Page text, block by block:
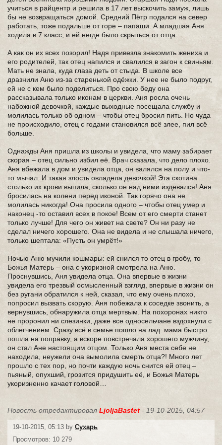
учиться в райцентр и решила в 17 лет выскочить замуж, лишь
бы не возвращаться домой. Средний Пётр подался на север
работать, тоже подальше от горе – папаши. А младшая Аня
ходила в 7 класс, и ей негде было скрыться от отца.
А как он их всех позорил! Надя привезла знакомить жениха и
его родителей, так отец напился и свалился в загон к свиньям.
Мать не знала, куда глаза деть от стыда. В школе все
дразнили Аню из-за старенькой одёжки. У нее не было подруг,
ей не с кем было поделиться. Про свою беду она
рассказывала только иконам в церкви. Аня росла очень
набожной девочкой, каждые выходные посещала службу и
молилась только об одном – чтобы отец бросил пить. Но чуда
не происходило, отец с годами становился всё злее, пил всё
больше.
Однажды Аня пришла из школы и увидела, что маму забирает
скорая – отец сильно избил её. Врач сказала, что дело плохо.
Аня вбежала в дом и увидела отца, он валялся на полу и что-
то мычал. И такая злость овладела девочкой! Эта скотина
столько их крови выпила, сколько он над ними издевался! Аня
бросилась на колени перед иконой. Так горячо она не
молилась никогда! Она просила одного – чтобы отец умер и
наконец -то оставил всех в покое! Всем от его смерти станет
только лучше! Для чего он живет на свете? Он ни разу не
сделал ничего хорошего. Она не видела и не слышала ничего,
только шептала: «Пусть он умрёт!»
Ночью Аню мучили кошмары: ей снился то отец в гробу, то
Божья Матерь – она с укоризной смотрела на Аню.
Проснувшись, Аня увидела отца. Она впервые в жизни
увидела его трезвый осмысленный взгляд, впервые в жизни он
без ругани обратился к ней, сказал, что ему очень плохо,
попросил вызвать скорую. Аня побежала к соседке звонить, а
вернувшись, обнаружила отца мертвым. На похоронах никто
не проронил ни слезинки, даже все односельчане вздохнули с
облегчением. Сразу всё в семье пошло на лад: мама быстро
пошла на поправку, а вскоре повстречала хорошего мужчину,
он стал Ане настоящим отцом. Только Аня места себе не
находила, неужели она вымолила смерть отца?! Много лет
прошло с тех пор, но почти каждую ночь снится ей отец –
пьяный, опухший, грозится придушить её, и Божья Матерь
укоризненно качает головой…
Новость отредактировал LjoljaBastet - 19-10-2015, 04:57
19-10-2015, 05:13 by Сухарь
Просмотров: 10 279